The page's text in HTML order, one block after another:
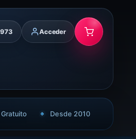
Acceder
Desde 2010